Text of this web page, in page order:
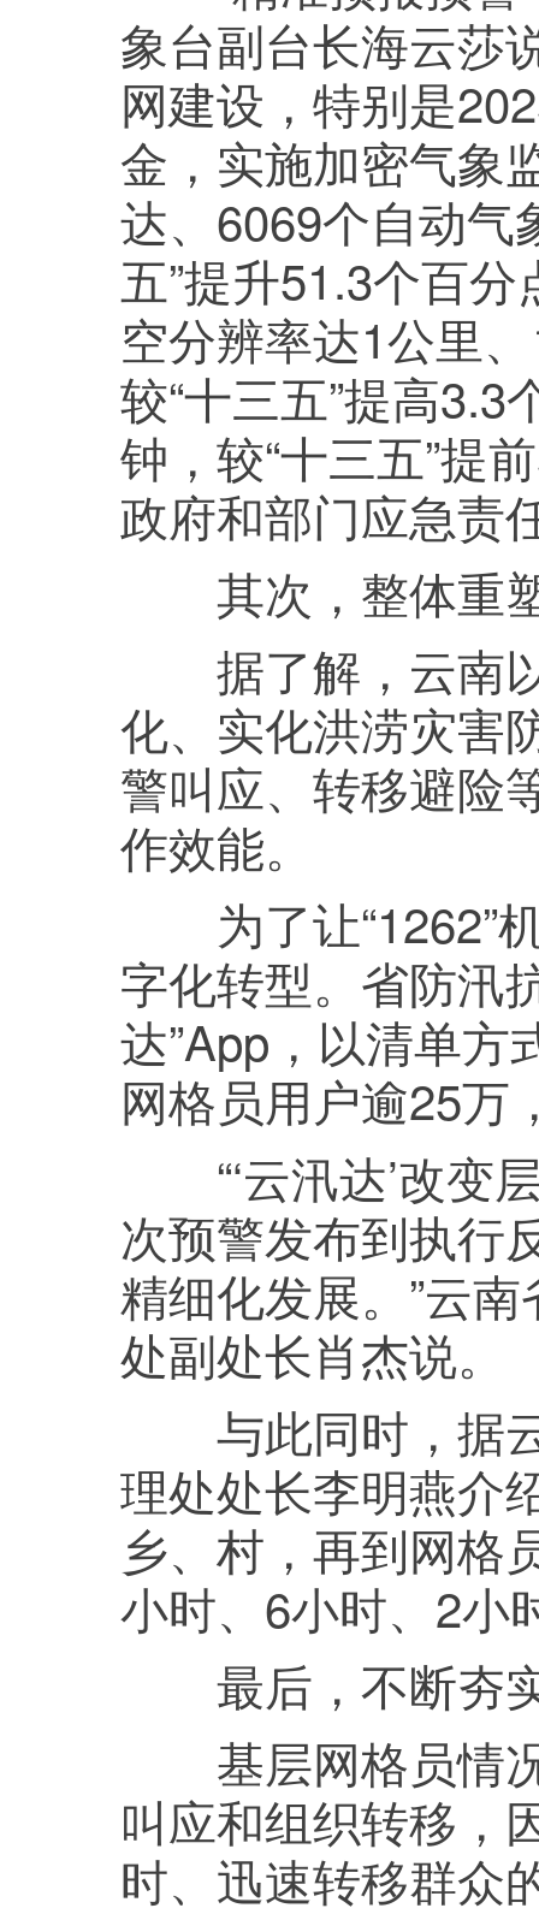
象台副台长海云莎
网建设，特别是
金，实施加密气象
达、6069个自动气
五”提升51.3个百
空分辨率达1公里
较“十三五”提高
钟，较“十三五”提
政府和部门应急责
其次，整体重
据了解，云南以
化、实化洪涝灾害
警叫应、转移避险
作效能。
为了让“1262”
字化转型。省防汛
达”App，以清单方
网格员用户逾25万
“‘云汛达’改变
次预警发布到执行
精细化发展。”云
处副处长肖杰说。
与此同时，据云
理处处长李明燕介
乡、村，再到网格
小时、6小时、2小
最后，不断夯
基层网格员情况
叫应和组织转移，
时、迅速转移群众